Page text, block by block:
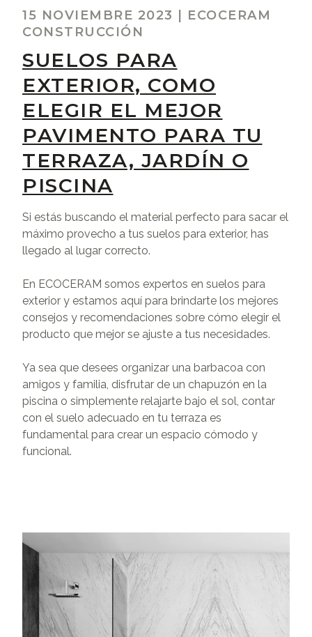
15 NOVIEMBRE 2023
ECOCERAM
CONSTRUCCIÓN
SUELOS PARA
EXTERIOR, COMO
ELEGIR EL MEJOR
PAVIMENTO PARA TU
TERRAZA, JARDÍN O
PISCINA
Si estás buscando el material perfecto para sacar el
máximo provecho a tus suelos para exterior, has
llegado al lugar correcto.
En ECOCERAM somos expertos en suelos para
exterior y estamos aquí para brindarte los mejores
consejos y recomendaciones sobre cómo elegir el
producto que mejor se ajuste a tus necesidades.
Ya sea que desees organizar una barbacoa con
amigos y familia, disfrutar de un chapuzón en la
piscina o simplemente relajarte bajo el sol, contar
con el suelo adecuado en tu terraza es
fundamental para crear un espacio cómodo y
funcional.